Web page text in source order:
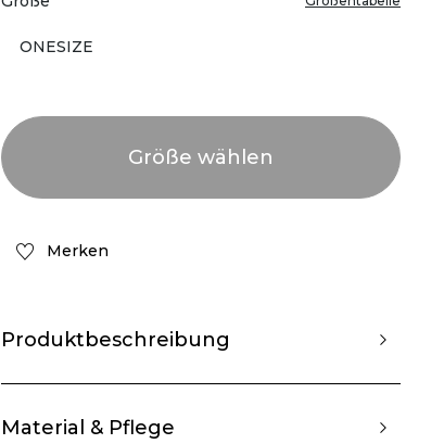
ONESIZE
Merken
Produktbeschreibung
Material & Pflege